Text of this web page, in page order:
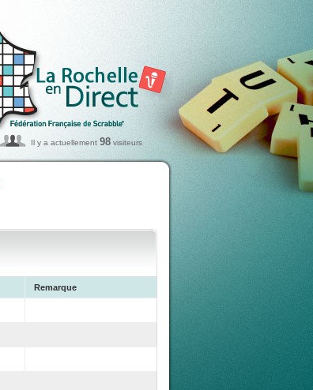
Il y a actuellement 98 visiteurs
Remarque